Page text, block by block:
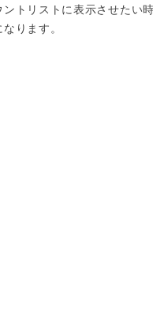
ントリストに表示させたい
ります。